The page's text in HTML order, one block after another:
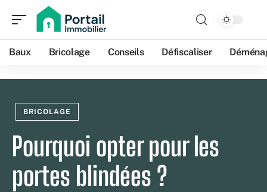
Baux Bricolage Conseils Défiscaliser
BRICOLAGE
Pourquoi opter pour les
portes blindées ?